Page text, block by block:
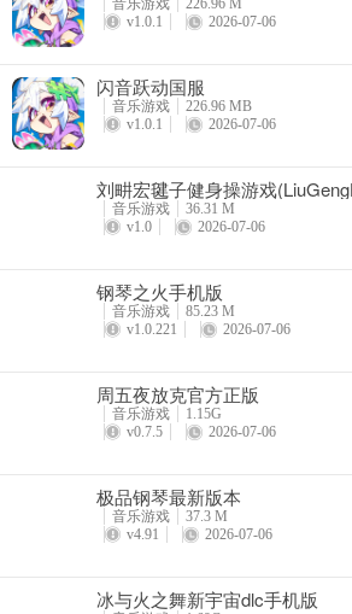
音乐游戏
226.96 M
v1.0.1
2026-07-06
闪音跃动国服
音乐游戏
226.96 MB
v1.0.1
2026-07-06
刘畊宏毽子健身操游戏
音乐游戏
36.31 M
v1.0
2026-07-06
钢琴之火手机版
音乐游戏
85.23 M
v1.0.221
2026-07-06
周五夜放克官方正版
音乐游戏
1.15G
v0.7.5
2026-07-06
极品钢琴最新版本
音乐游戏
37.3 M
v4.91
2026-07-06
冰与火之舞新宇宙dlc手机版